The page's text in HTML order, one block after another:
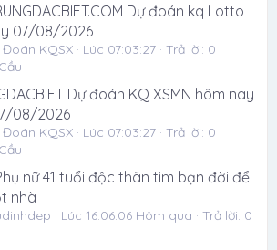
Dự đoán kq Lotto
07/08/2026
KQSX Lúc 07:03:27
Trả lời: 0
Dự đoán KQ XSMN hôm nay
08/2026
KQSX Lúc 07:03:27
Trả lời: 0
nữ 41 tuổi độc thân tìm bạn đời để
nhà
Lúc 16:06:06 Hôm qua
Trả lời: 0